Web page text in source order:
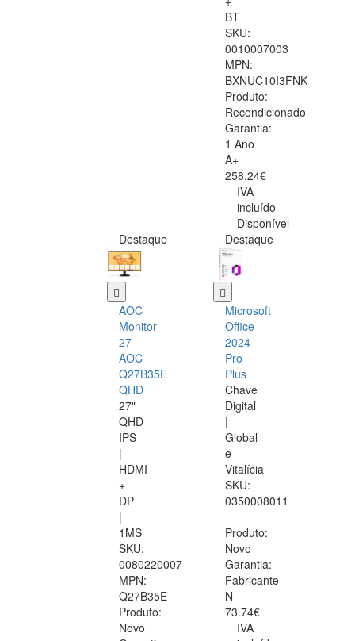
BT
SKU:
0010007003
MPN:
BXNUC10I3FNK
Produto:
Recondicionado
Garantia:
1 Ano
A+
258.24€
IVA
incluído
Disponível
Destaque
AOC
Monitor
27
AOC
Q27B35E
QHD
27"
QHD
IPS
|
HDMI
+
DP
|
1MS
SKU:
0080220007
MPN:
Q27B35E
Produto:
Novo
Destaque
Microsoft
Office
2024
Pro
Plus
Chave
Digital
|
Global
e
Vitalícia
SKU:
0350008011
Produto:
Novo
Garantia:
Fabricante
N
73.74€
IVA